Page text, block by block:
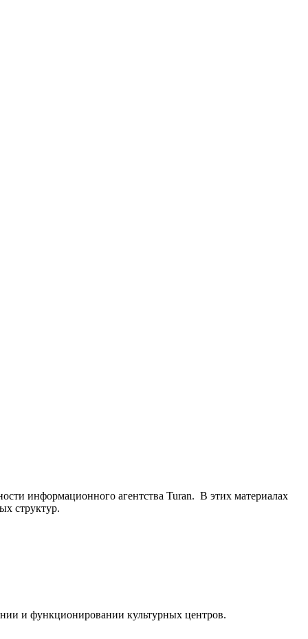
информационного агентства Turan. В этих материалах
структур.
и функционировании культурных центров.